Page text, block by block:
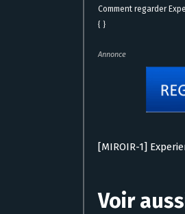
Comment regarder
{ }
Annonce
[MIROIR-1]
Voir